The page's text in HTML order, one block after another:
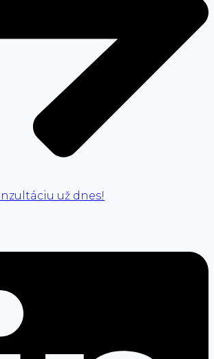
už dnes!